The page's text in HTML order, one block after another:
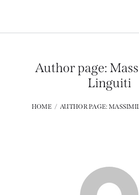
Author page:
Linguiti
HOME AUTHOR PAGE: